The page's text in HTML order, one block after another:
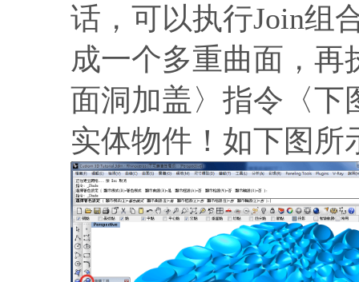
话，可以执行Join组
成一个多重曲面，再
面洞加盖〉指令〈下
实体物件！如下图所